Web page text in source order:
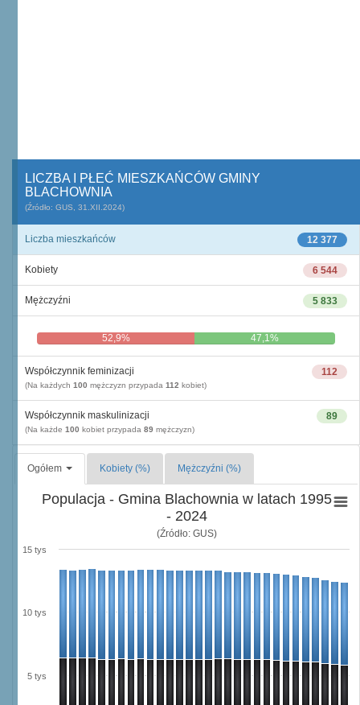
LICZBA I PŁEĆ MIESZKAŃCÓW GMINY
BLACHOWNIA
(Źródło: GUS, 31.XII.2024)
12 377
Liczba mieszkańców
6 544
Kobiety
5 833
Mężczyźni
52,9% 47,1%
112
Współczynnik feminizacji
(Na każdych 100 mężczyzn przypada 112 kobiet)
89
Współczynnik maskulinizacji
(Na każde 100 kobiet przypada 89 mężczyzn)
Ogółem Kobiety (%) Mężczyźni (%)
Populacja - Gmina Blachownia w latach 1995
- 2024
(Źródło: GUS)
5 tys
10 tys
15 tys